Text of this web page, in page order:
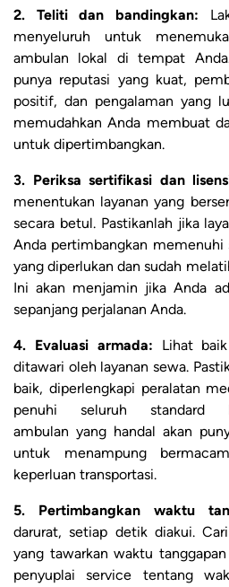
2. Teliti dan bandingkan:
menyeluruh untuk
ambulan lokal di tempat
punya reputasi yang kuat,
positif, dan pengalaman yang
memudahkan Anda membuat
untuk dipertimbangkan.
3. Periksa sertifikasi dan
menentukan layanan yang
secara betul. Pastikanlah jika
Anda pertimbangkan memenuhi
yang diperlukan dan sudah
Ini akan menjamin jika Anda
sepanjang perjalanan Anda.
4. Evaluasi armada: Lihat
ditawari oleh layanan sewa.
baik, diperlengkapi peralatan
penuhi seluruh standard
ambulan yang handal akan
untuk menampung
keperluan transportasi.
5. Pertimbangkan waktu
darurat, setiap detik diakui.
yang tawarkan waktu
penyuplai service tentang